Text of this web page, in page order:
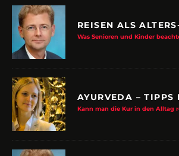
REISEN ALS
Was Senioren und Kinder
AYURVEDA – TIPPS
Kann man die Kur in den Alltag